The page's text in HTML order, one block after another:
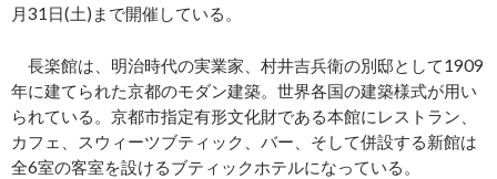
月31日(土)まで開催している。
長楽館は、明治時代の実業家、村井吉兵衛の別邸として1909
年に建てられた京都のモダン建築。世界各国の建築様式が用い
られている。京都市指定有形文化財である本館にレストラン、
カフェ、スウィーツブティック、バー、そして併設する新館は
全6室の客室を設けるブティックホテルになっている。